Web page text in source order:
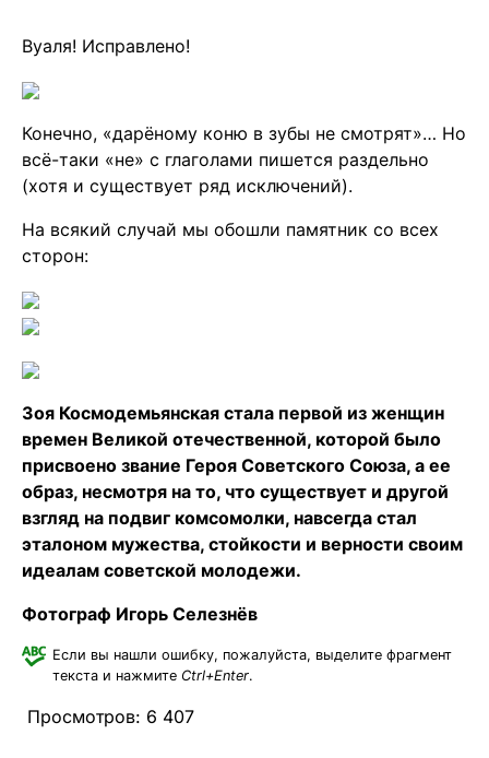
Вуаля! Исправлено!
Конечно, «дарёному коню в зубы не смотрят»… Но
всё-таки «не» с глаголами пишется раздельно
(хотя и существует ряд исключений).
На всякий случай мы обошли памятник со всех
сторон:
Зоя Космодемьянская стала первой из женщин
времен Великой отечественной, которой было
присвоено звание Героя Советского Союза, а ее
образ, несмотря на то, что существует и другой
взгляд на подвиг комсомолки, навсегда стал
эталоном мужества, стойкости и верности своим
идеалам советской молодежи.
Фотограф Игорь Селезнёв
Если вы нашли ошибку, пожалуйста, выделите фрагмент
текста и нажмите Ctrl+Enter.
Просмотров: 6 407